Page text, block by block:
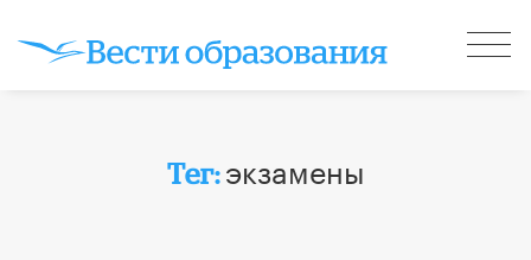
Тег:экзамены